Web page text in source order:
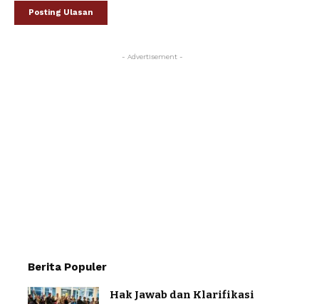
- Advertisement -
Berita Populer
Hak Jawab dan Klarifikasi